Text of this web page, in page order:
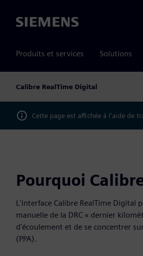
Siemens
Produits et services Solutions
Calibre RealTime Digital
Cette page est affichée à l'aide de
Pourquoi
L'interface Calibre RealTime Digital
manuelle de la DRC « dernier
d'écoulement et de se concentrer
(PPA).